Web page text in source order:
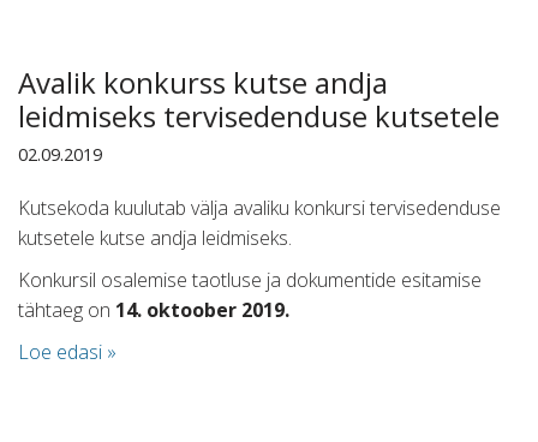
Avalik konkurss kutse andja
leidmiseks tervisedenduse kutsetele
02.09.2019
Kutsekoda kuulutab välja avaliku konkursi tervisedenduse
kutsetele kutse andja leidmiseks.
Konkursil osalemise taotluse ja dokumentide esitamise
tähtaeg on 14. oktoober 2019.
Loe edasi »